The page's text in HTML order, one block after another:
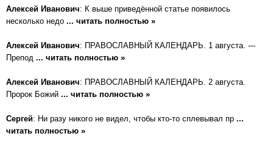
Алексей Иванович: К выше приведённой статье появилось
несколько недо ... читать полностью »
Алексей Иванович: ПРАВОСЛАВНЫЙ КАЛЕНДАРЬ. 1 августа. ---
Препод ... читать полностью »
Алексей Иванович: ПРАВОСЛАВНЫЙ КАЛЕНДАРЬ. 2 августа.
Пророк Божий ... читать полностью »
Сергей: Ни разу никого не видел, чтобы кто-то сплевывал пр ...
читать полностью »